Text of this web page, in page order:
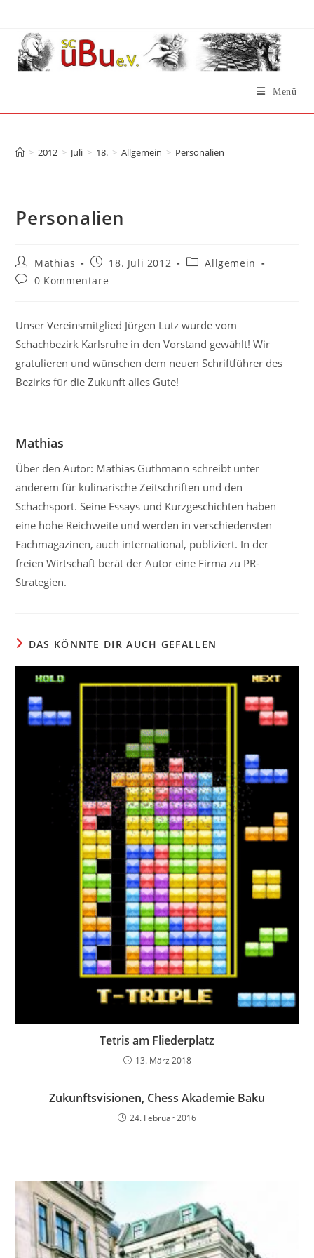
springen
Menü
> 2012 > Juli > 18. > Allgemein > Personalien
Personalien
Beitrags-
Autor:
Mathias
Beitrag
veröffentlicht:
18. Juli 2012
Beitrags-
Allgemein
Beitrags-
0 Kommentare
Unser Vereinsmitglied Jürgen Lutz wurde vom
Schachbezirk Karlsruhe in den Vorstand gewählt! Wir
gratulieren und wünschen dem neuen Schriftführer des
Bezirks für die Zukunft alles Gute!
Mathias
Über den Autor: Mathias Guthmann schreibt unter
anderem für kulinarische Zeitschriften und den
Schachsport. Seine Essays und Kurzgeschichten haben
eine hohe Reichweite und werden in verschiedensten
Fachmagazinen, auch international, publiziert. In der
freien Wirtschaft berät der Autor eine Firma zu PR-
Strategien.
DAS KÖNNTE DIR AUCH GEFALLEN
Tetris am Fliederplatz
13. März 2018
Zukunftsvisionen, Chess Akademie Baku
24. Februar 2016